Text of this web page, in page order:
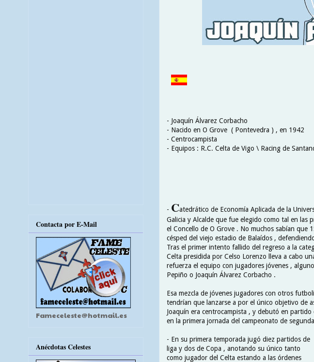
- Joaquín Álvarez Corbacho
- Nacido en O Grove ( Pontevedra ) , en 1942
- Centrocampista
- Equipos : R.C. Celta de Vigo \ Racing de
- Catedrático de Economía Aplicada de la
Galicia y Alcalde que fue elegido como tal en las
el Concello de O Grove . No muchos sabían que
césped del viejo estadio de Balaídos ,
Tras el primer intento fallido del regreso a la
Celta presidida por Celso Lorenzo lleva a cabo
refuerza el equipo con jugadores jóvenes ,
Pepiño o Joaquín Álvarez Corbacho .
Esa mezcla de jóvenes jugadores con otros
tendrían que lanzarse a por el único objetivo de
Joaquín era centrocampista , y debutó en
en la primera jornada del campeonato de
- En su primera temporada jugó diez partidos de
liga y dos de Copa , anotando su único tanto
como jugador del Celta estando a las órdenes
Contacta por E-Mail
Fameceleste@hotmail.es
Anécdotas Celestes